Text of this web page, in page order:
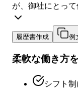
が、御社にとっ
履歴書作成 例
柔軟な働き方
シフト